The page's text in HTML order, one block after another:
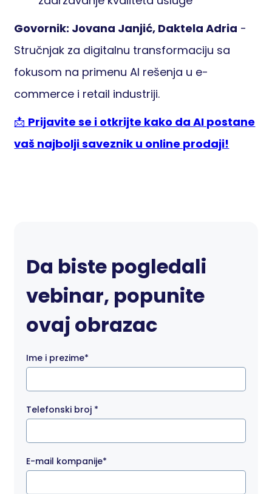
Govornik: Jovana Janjić, Daktela Adria -
Stručnjak za digitalnu transformaciju sa
fokusom na primenu AI rešenja u e-
commerce i retail industriji.
📩 Prijavite se i otkrijte kako da AI postane
vaš najbolji saveznik u online prodaji!
Da biste pogledali
vebinar, popunite
ovaj obrazac
Ime i prezime*
Telefonski broj *
E-mail kompanije*